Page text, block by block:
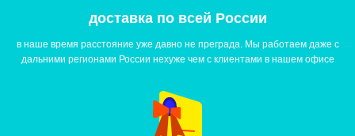
доставка по всей России
в наше время расстояние уже давно не преграда. Мы работаем даже с
дальними регионами России нехуже чем с клиентами в нашем офисе